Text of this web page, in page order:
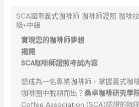
SCA國際義式咖啡師 咖啡師證照 咖啡
級+中級
實現您的咖啡師夢想
揭開
SCA咖啡師證照考試內容
想成為一名專業咖啡師，掌握義式咖
咖啡圈中脫穎而出？桑卓咖啡研究學
Coffee Association (SCA)認證的咖